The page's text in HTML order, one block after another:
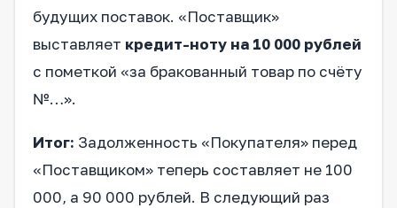
будущих поставок. «Поставщик»
выставляет кредит-ноту на 10 000 рублей
с пометкой «за бракованный товар по счёту
№…».
Итог: Задолженность «Покупателя» перед
«Поставщиком» теперь составляет не 100
000, а 90 000 рублей. В следующий раз